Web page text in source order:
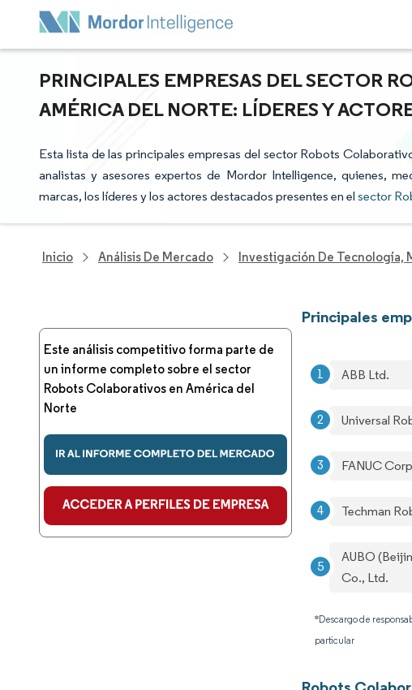
PRINCIPALES EMPRESAS DEL SECTOR
AMÉRICA DEL NORTE: LÍDERES Y
Esta lista de las principales empresas del sector Robots
analistas y asesores expertos de Mordor Intelligence, quienes,
marcas, los líderes y los actores destacados presentes en el sector
Inicio Análisis De Mercado Investigación De Tecnología,
Este análisis competitivo forma parte de
un informe completo sobre el sector
Robots Colaborativos en América del
Norte
Principales
ABB Ltd.
Universal
FANUC
Techman
AUBO
Co., Ltd.
*Descargo de
particular